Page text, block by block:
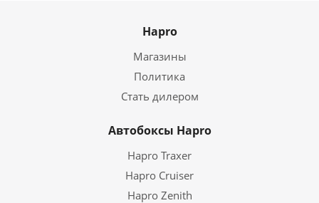
Hapro
Магазины
Политика
Стать дилером
Автобоксы Hapro
Hapro Traxer
Hapro Cruiser
Hapro Zenith